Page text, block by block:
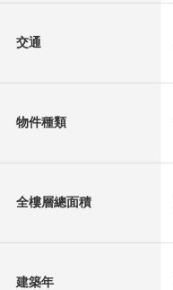
交通
物件種類
全樓層總面積
建築年